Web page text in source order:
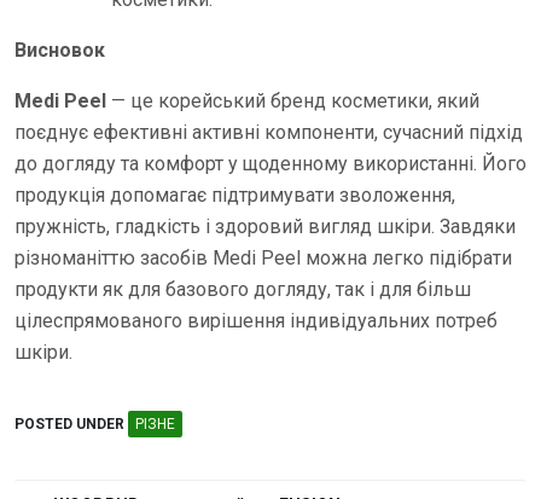
Висновок
Medi Peel — це корейський бренд косметики, який
поєднує ефективні активні компоненти, сучасний підхід
до догляду та комфорт у щоденному використанні. Його
продукція допомагає підтримувати зволоження,
пружність, гладкість і здоровий вигляд шкіри. Завдяки
різноманіттю засобів Medi Peel можна легко підібрати
продукти як для базового догляду, так і для більш
цілеспрямованого вирішення індивідуальних потреб
шкіри.
POSTED UNDER РІЗНЕ